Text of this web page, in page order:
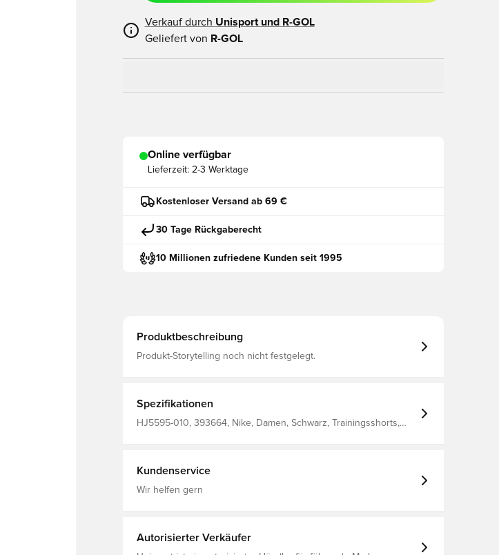
Verkauf durch Unisport und R-GOL
Geliefert von R-GOL
Online verfügbar
Lieferzeit: 2-3 Werktage
Kostenloser Versand ab 69 €
30 Tage Rückgaberecht
10 Millionen zufriedene Kunden seit 1995
Produktbeschreibung
Produkt-Storytelling noch nicht festgelegt.
Spezifikationen
HJ5595-010, 393664, Nike, Damen, Schwarz, Trainingsshorts,
Kundenservice
Wir helfen gern
Autorisierter Verkäufer